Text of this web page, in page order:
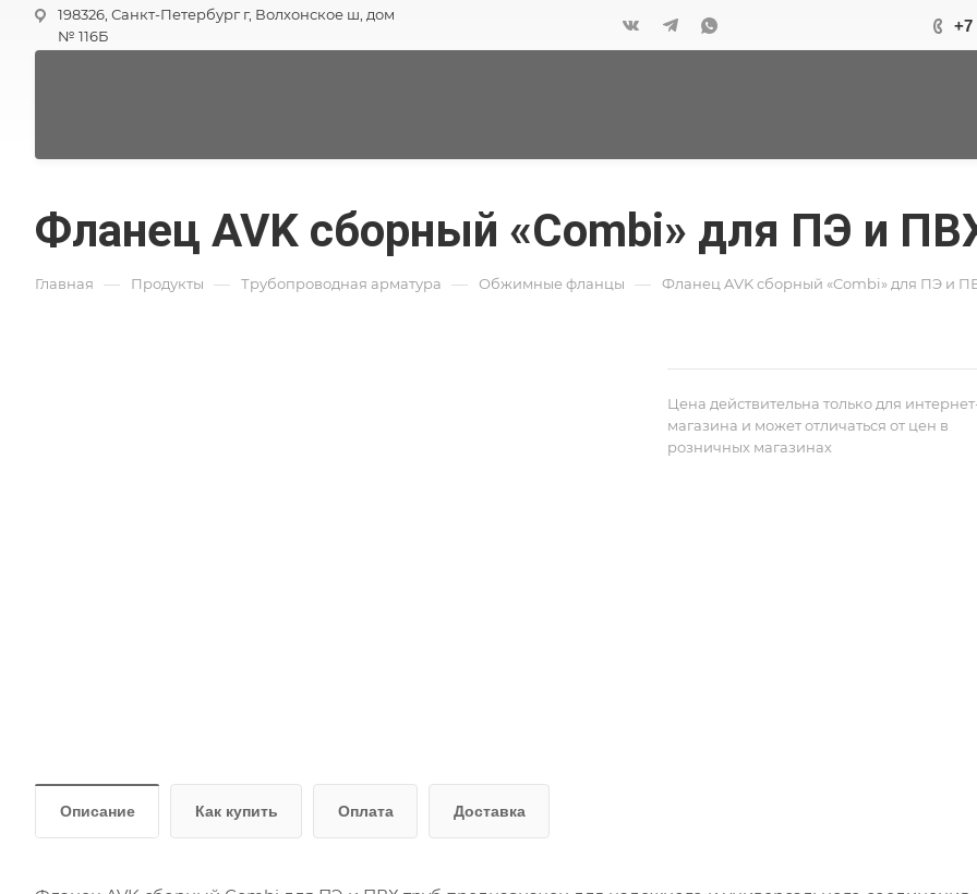
198326, Санкт-Петербург г, Волхонское ш, дом
№ 116Б
+7
Фланец AVK сборный «Combi» для ПЭ и
Главная — Продукты — Трубопроводная арматура — Обжимные фланцы — Фланец AVK сборный «Combi» для ПЭ и
Цена действительна только для
магазина и может отличаться от цен в
розничных магазинах
Описание Как купить Оплата Доставка